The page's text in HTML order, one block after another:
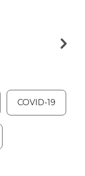
COVID-19